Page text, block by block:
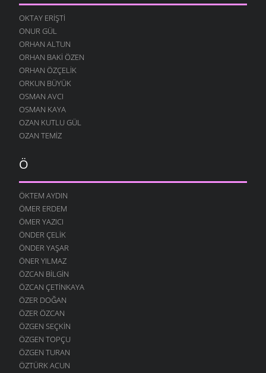
10 AĞUSTOS 2004
DILFEZ
24 TEMMUZ 2004
OKTAY ERIŞTI
ONUR GÜL
ORHAN ALTUN
ORHAN BAKI ÖZEN
ORHAN ÖZÇELIK
ORKUN BÜYÜK
OSMAN AVCI
OSMAN KAYA
OZAN KUTLU GÜL
OZAN TEMIZ
Ö
ÖKTEM AYDIN
ÖMER ERDEM
ÖMER YAZICI
ÖNDER ÇELIK
ÖNDER YAŞAR
ÖNER YILMAZ
ÖZCAN BILGIN
ÖZCAN ÇETINKAYA
ÖZER DOĞAN
ÖZER ÖZCAN
ÖZGEN SEÇKIN
ÖZGEN TOPÇU
ÖZGEN TURAN
ÖZTÜRK ACUN